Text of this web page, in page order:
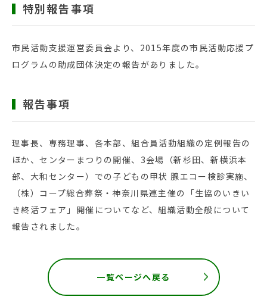
特別報告事項
市民活動支援運営委員会より、2015年度の市民活動応援プ
ログラムの助成団体決定の報告がありました。
報告事項
理事長、専務理事、各本部、組合員活動組織の定例報告の
ほか、センターまつりの開催、3会場（新杉田、新横浜本
部、大和センター）での子どもの甲状 腺エコー検診実施、
（株）コープ総合葬祭・神奈川県連主催の「生協のいきい
き終活フェア」開催についてなど、組織活動全般について
報告されました。
一覧ページへ戻る